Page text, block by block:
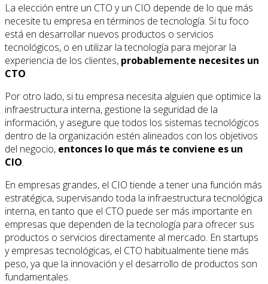
La elección entre un CTO y un CIO depende de lo que más
necesite tu empresa en términos de tecnología. Si tu foco
está en desarrollar nuevos productos o servicios
tecnológicos, o en utilizar la tecnología para mejorar la
experiencia de los clientes, probablemente necesites un
CTO.
Por otro lado, si tu empresa necesita alguien que optimice la
infraestructura interna, gestione la seguridad de la
información, y asegure que todos los sistemas tecnológicos
dentro de la organización estén alineados con los objetivos
del negocio, entonces lo que más te conviene es un
CIO.
En empresas grandes, el CIO tiende a tener una función más
estratégica, supervisando toda la infraestructura tecnológica
interna, en tanto que el CTO puede ser más importante en
empresas que dependen de la tecnología para ofrecer sus
productos o servicios directamente al mercado. En startups
y empresas tecnológicas, el CTO habitualmente tiene más
peso, ya que la innovación y el desarrollo de productos son
fundamentales.